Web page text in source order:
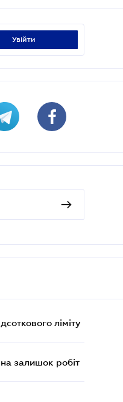
увійти
ліміту
залишок робіт